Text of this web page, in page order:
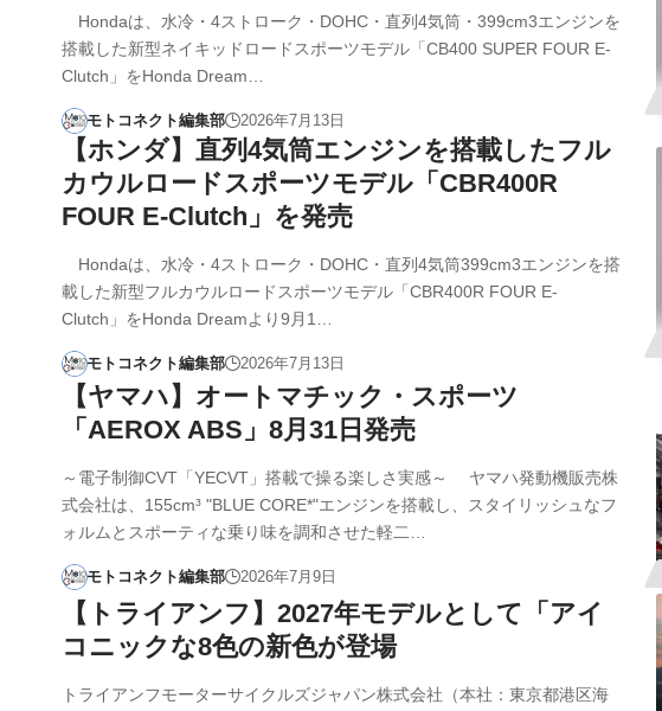
Hondaは、水冷・4ストローク・DOHC・直列4気筒・399cm3エンジンを
搭載した新型ネイキッドロードスポーツモデル「CB400 SUPER FOUR E-
Clutch」をHonda Dream…
モトコネクト編集部 2026年7月13日
【ホンダ】直列4気筒エンジンを搭載したフル
カウルロードスポーツモデル「CBR400R
FOUR E-Clutch」を発売
Hondaは、水冷・4ストローク・DOHC・直列4気筒399cm3エンジンを搭
載した新型フルカウルロードスポーツモデル「CBR400R FOUR E-
Clutch」をHonda Dreamより9月1…
モトコネクト編集部 2026年7月13日
【ヤマハ】オートマチック・スポーツ
「AEROX ABS」8月31日発売
～電子制御CVT「YECVT」搭載で操る楽しさ実感～ ヤマハ発動機販売株
式会社は、155cm³ "BLUE CORE*"エンジンを搭載し、スタイリッシュなフ
ォルムとスポーティな乗り味を調和させた軽二…
モトコネクト編集部 2026年7月9日
【トライアンフ】2027年モデルとして「アイ
コニックな8色の新色が登場
トライアンフモーターサイクルズジャパン株式会社（本社：東京都港区海